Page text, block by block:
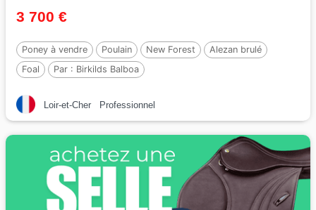
3 700 €
Poney à vendre Poulain New Forest
Alezan brulé
Foal
Par : Birkilds Balboa
Loir-et-Cher Professionnel